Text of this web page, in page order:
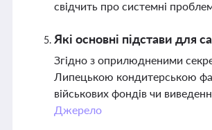
свідчить про системні
Які основні підстави
Згідно з оприлюдненими
Липецькою кондитерською
військових фондів чи
Джерело